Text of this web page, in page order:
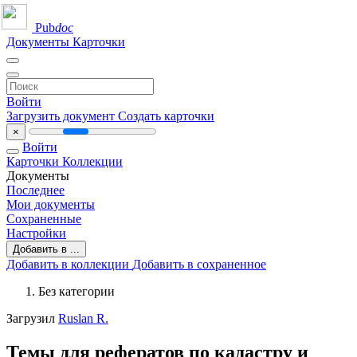
Pubdoc
Документы Карточки
Войти
Загрузить документ Создать карточки
×
Войти
Карточки Коллекции
Документы
Последнее
Мои документы
Сохраненные
Настройки
Добавить в ...
Добавить в коллекции Добавить в сохраненное
Без категории
Загрузил Ruslan R.
Темы для рефератов по кадастру и